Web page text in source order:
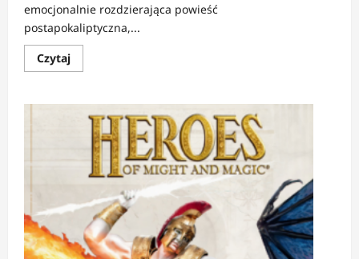
emocjonalnie rozdzierająca powieść
postapokaliptyczna,...
CzytajDowiedz
się
RECENZJA:
Inspektorium
klatce
dorosłości